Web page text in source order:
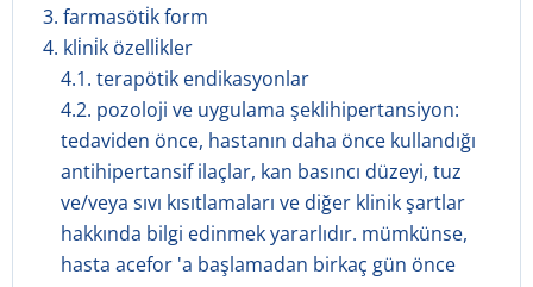
3. farmasöti̇k form
4. kli̇ni̇k özelli̇kler
4.1. terapötik endikasyonlar
4.2. pozoloji ve uygulama şeklihipertansiyon:
tedaviden önce, hastanın daha önce kullandığı
antihipertansif ilaçlar, kan basıncı düzeyi, tuz
ve/veya sıvı kısıtlamaları ve diğer klinik şartlar
hakkında bilgi edinmek yararlıdır. mümkünse,
hasta acefor 'a başlamadan birkaç gün önce